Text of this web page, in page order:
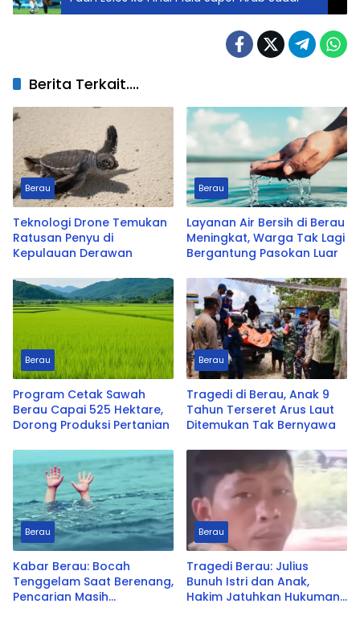
Berita Terkait....
Berau
Teknologi Drone Temukan
Ratusan Penyu di
Kepulauan Derawan
Berau
Layanan Air Bersih di Berau
Meningkat, Warga Tak Lagi
Bergantung Pasokan Luar
Berau
Program Cetak Sawah
Berau Capai 525 Hektare,
Dorong Produksi Pertanian
Berau
Tragedi di Berau, Anak 9
Tahun Terseret Arus Laut
Ditemukan Tak Bernyawa
Berau
Kabar Berau: Bocah
Tenggelam Saat Berenang,
Pencarian Masih
Berau
Tragedi Berau: Julius
Bunuh Istri dan Anak,
Hakim Jatuhkan Hukuman